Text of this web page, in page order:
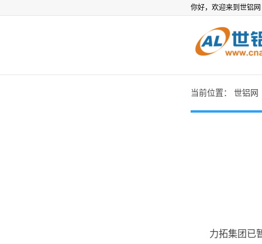
你好，欢迎来到世铝网
当前位置： 世铝网
力拓集团已暂